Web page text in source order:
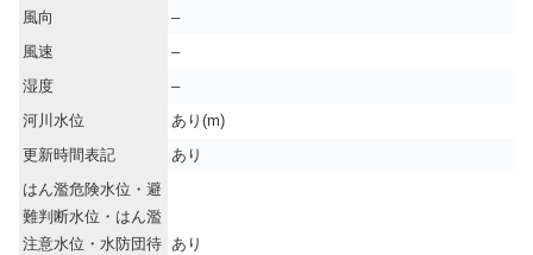
風向
–
風速
–
湿度
–
河川水位
あり(m)
更新時間表記
あり
はん濫危険水位・避
難判断水位・はん濫
注意水位・水防団待 あり